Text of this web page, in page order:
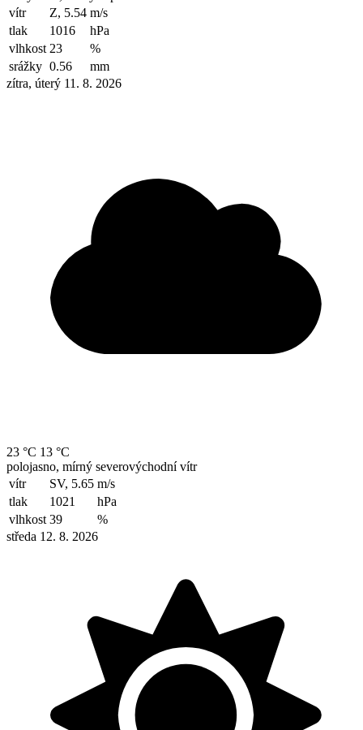
vítr
Z, 5.54 m/s
tlak
1016
hPa
vlhkost 23
%
srážky 0.56
mm
zítra, úterý 11. 8. 2026
23 °C 13 °C
polojasno, mírný severovýchodní vítr
vítr
SV, 5.65 m/s
tlak
1021
hPa
vlhkost 39
%
středa 12. 8. 2026